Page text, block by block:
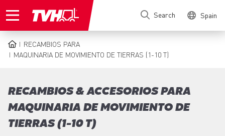
to
Search Spain
BREADCRUMB
RECAMBIOS PARA
MAQUINARIA DE MOVIMIENTO DE TIERRAS (1-10 T)
RECAMBIOS & ACCESORIOS PARA
MAQUINARIA DE MOVIMIENTO DE
TIERRAS (1-10 T)